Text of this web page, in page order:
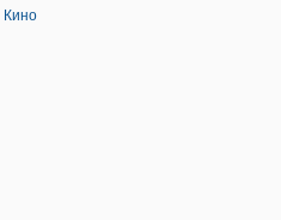
Кино